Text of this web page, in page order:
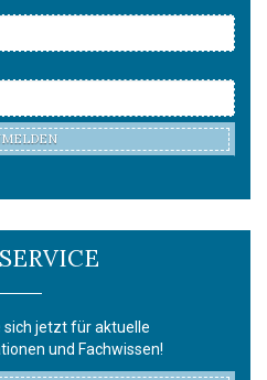
sich jetzt für aktuelle
und Fachwissen!